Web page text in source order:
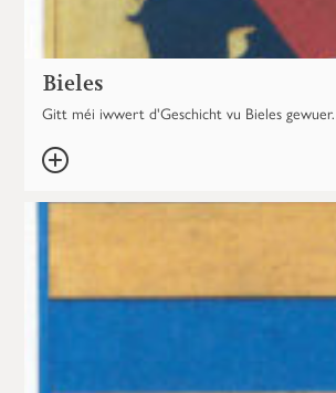
Bieles
Gitt méi iwwert d'Geschicht vu Bieles gewuer.